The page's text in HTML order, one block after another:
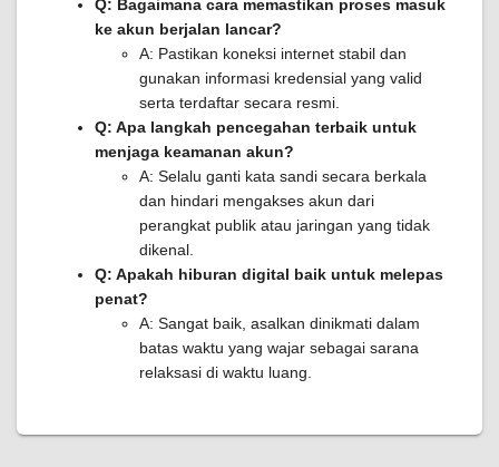
Q: Bagaimana cara memastikan proses masuk
ke akun berjalan lancar?
A: Pastikan koneksi internet stabil dan
gunakan informasi kredensial yang valid
serta terdaftar secara resmi.
Q: Apa langkah pencegahan terbaik untuk
menjaga keamanan akun?
A: Selalu ganti kata sandi secara berkala
dan hindari mengakses akun dari
perangkat publik atau jaringan yang tidak
dikenal.
Q: Apakah hiburan digital baik untuk melepas
penat?
A: Sangat baik, asalkan dinikmati dalam
batas waktu yang wajar sebagai sarana
relaksasi di waktu luang.